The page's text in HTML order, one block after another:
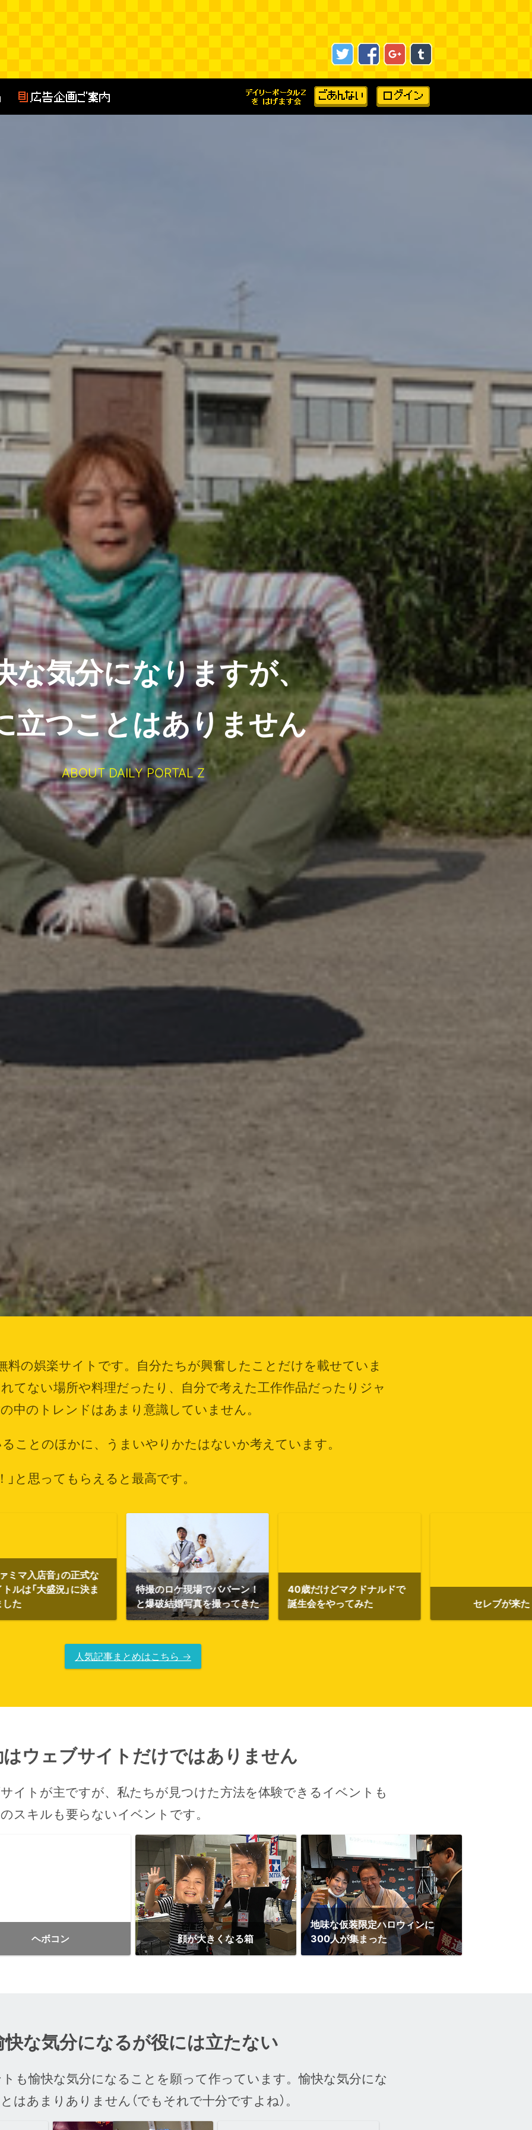
な気分になりますが、
立つことはありません
ABOUT DAILY PORTAL Z
の娯楽サイトです。
自分たちが興奮したことだけを載せていま
てない場所や料理だったり、
自分で考えた工作作品だったりジャ
中のトレンドはあまり意識していません。
ことのほかに、 うまいやりかたはないか考えています。
と思ってもらえると最高です。
式な
決ま
特撮のロケ現場でババーン！
と爆破結婚写真を撮ってきた
40歳だけどマクドナルドで
誕生会をやってみた
黒
人気記事まとめはこちら →
ウェブサイト だけではありません
イトが主ですが、 私たちが見つけた方法を体験できるイベントも
スキルも要らないイベントです。
ヘボコン 顔が大きくなる箱
地味な仮装限定ハロウィンに
300人が集まった
快な気分になるが役には立たない
も愉快な気分になることを願って作っています。愉快な気分にな
はあまりありません （でもそれで十分ですよね）。